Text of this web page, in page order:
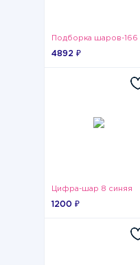
Подборка шаров-166
4892 ₽
Цифра-шар 8 синяя
1200 ₽